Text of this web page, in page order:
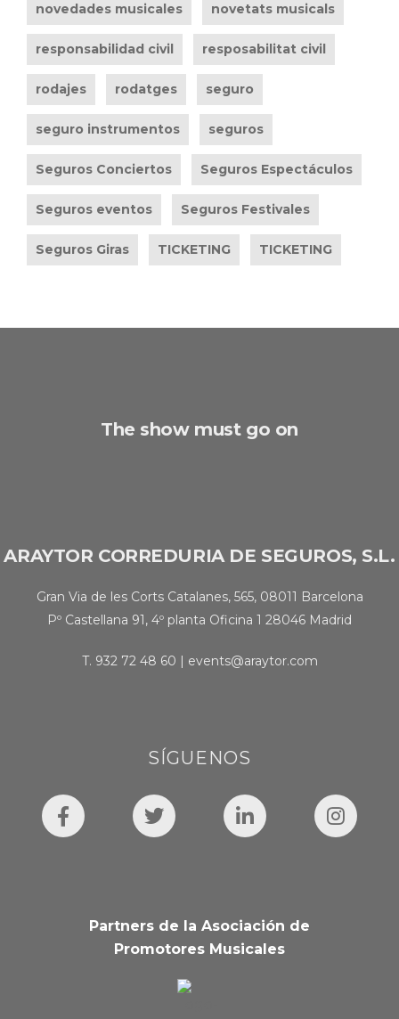
novedades musicales novetats musicals
responsabilidad civil resposabilitat civil
rodajes rodatges seguro
seguro instrumentos seguros
Seguros Conciertos Seguros Espectáculos
Seguros eventos Seguros Festivales
Seguros Giras TICKETING TICKETING
The show must go on
ARAYTOR CORREDURIA DE SEGUROS, S.L.
Gran Via de les Corts Catalanes, 565, 08011 Barcelona
Pº Castellana 91, 4º planta Oficina 1 28046 Madrid
T. 932 72 48 60 | events@araytor.com
SÍGUENOS
Partners de la Asociación de
Promotores Musicales